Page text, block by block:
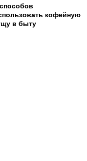
кофейную
в быту